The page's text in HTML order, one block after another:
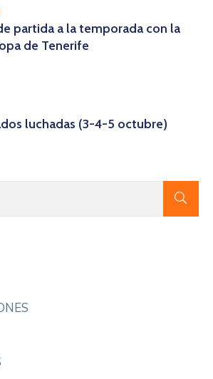
partida a la temporada con la
de Tenerife
luchadas (3-4-5 octubre)